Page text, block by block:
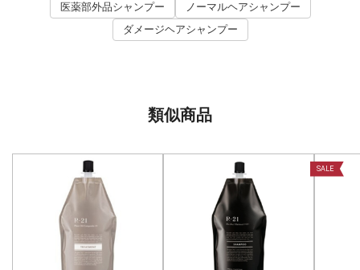
医薬部外品シャンプー
ノーマルヘアシャンプー
ダメージヘアシャンプー
類似商品
SALE